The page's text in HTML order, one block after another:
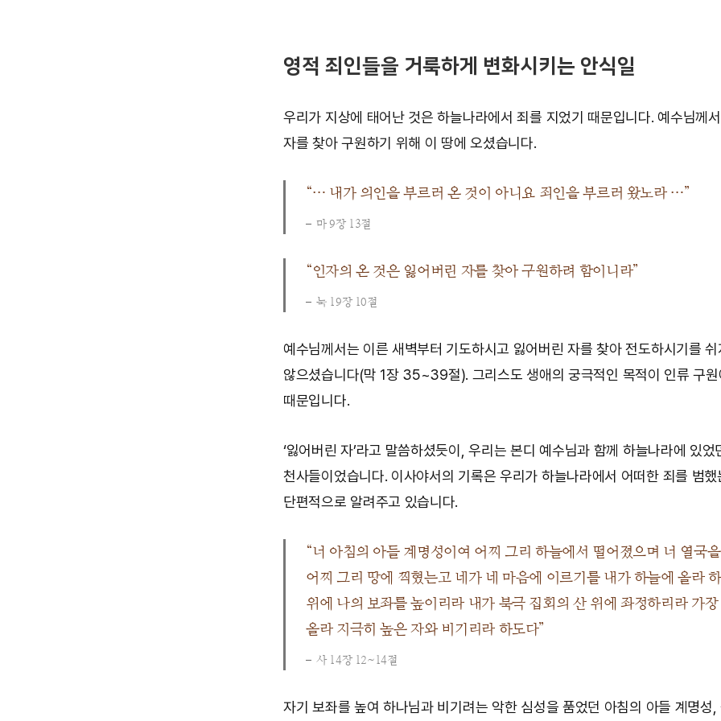
영적 죄인들을 거룩하게 변화시키는 안식일
우리가 지상에 태어난 것은 하늘나라에서 죄를 지었기 때문입니다. 예수님께
자를 찾아 구원하기 위해 이 땅에 오셨습니다.
“… 내가 의인을 부르러 온 것이 아니요 죄인을 부르러 왔노라 …”
마 9장 13절
“인자의 온 것은 잃어버린 자를 찾아 구원하려 함이니라”
눅 19장 10절
예수님께서는 이른 새벽부터 기도하시고 잃어버린 자를 찾아 전도하시기를 쉬
않으셨습니다(막 1장 35~39절). 그리스도 생애의 궁극적인 목적이 인류 구원
때문입니다.
‘잃어버린 자’라고 말씀하셨듯이, 우리는 본디 예수님과 함께 하늘나라에 있었
천사들이었습니다. 이사야서의 기록은 우리가 하늘나라에서 어떠한 죄를 범했
단편적으로 알려주고 있습니다.
“너 아침의 아들 계명성이여 어찌 그리 하늘에서 떨어졌으며 너 열국
어찌 그리 땅에 찍혔는고 네가 네 마음에 이르기를 내가 하늘에 올라
위에 나의 보좌를 높이리라 내가 북극 집회의 산 위에 좌정하리라 가
올라 지극히 높은 자와 비기리라 하도다”
사 14장 12~14절
자기 보좌를 높여 하나님과 비기려는 악한 심성을 품었던 아침의 아들 계명성,